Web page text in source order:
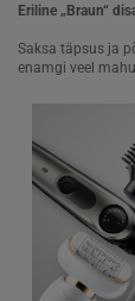
Eriline „Braun“
Saksa täpsus ja
enamgi veel